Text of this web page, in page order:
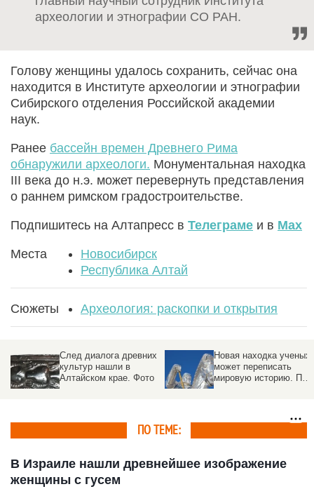
археологии и этнографии СО РАН.
Голову женщины удалось сохранить, сейчас она
находится в Институте археологии и этнографии
Сибирского отделения Российской академии
наук.
Ранее бассейн времен Древнего Рима
обнаружили археологи. Монументальная находка
III века до н.э. может перевернуть представления
о раннем римском градостроительстве.
Подпишитесь на Алтапресс в Телеграме и в Max
Места
Новосибирск
Республика Алтай
Сюжеты Археология: раскопки и открытия
След диалога древних
культур нашли в
Алтайском крае. Фото
Новая находка ученых
может переписать
мировую историю. При
ПО ТЕМЕ:
В Израиле нашли древнейшее изображение
женщины с гусем